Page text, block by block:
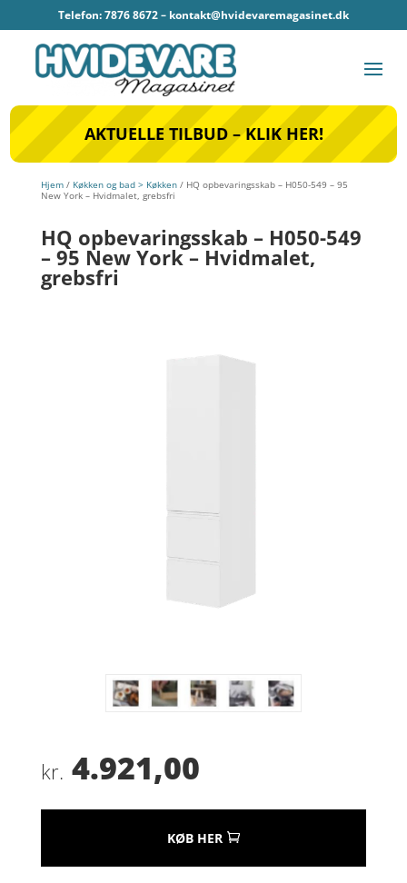
Telefon: 7876 8672 – kontakt@hvidevaremagasinet.dk
AKTUELLE TILBUD – KLIK HER!
Hjem/ Køkken og bad > Køkken/ HQ opbevaringsskab – H050-549 – 95
New York – Hvidmalet, grebsfri
HQ opbevaringsskab – H050-549
– 95 New York – Hvidmalet,
grebsfri
kr. 4.921,00
KØB HER